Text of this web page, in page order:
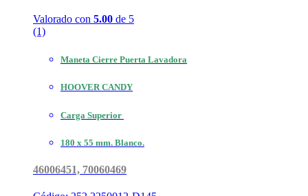
Valorado con 5.00 de 5
(1)
Maneta Cierre Puerta Lavadora
HOOVER CANDY
Carga Superior
180 x 55 mm. Blanco.
46006451, 70060469